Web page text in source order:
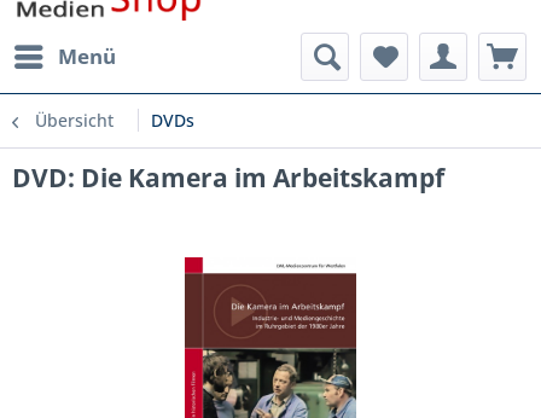
Menü
Übersicht DVDs
DVD: Die Kamera im Arbeitskampf